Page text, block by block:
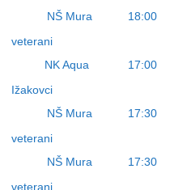
NŠ Mura
veterani
18:00
NK Aqua
Ižakovci
17:00
NŠ Mura
veterani
17:30
NŠ Mura
veterani
17:30